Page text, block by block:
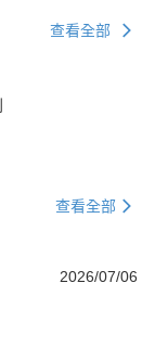
查看全部
查看全部
2026/07/06